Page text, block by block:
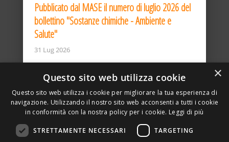
Pubblicato dal MASE il numero di luglio 2026 del
bollettino "Sostanze chimiche - Ambiente e
Salute"
31 Lug 2026
×
Questo sito web utilizza cookie
Questo sito web utilizza i cookie per migliorare la tua esperienza di
navigazione. Utilizzando il nostro sito web acconsenti a tutti i cookie
in conformità con la nostra policy per i cookie. Leggi di più
STRETTAMENTE NECESSARI TARGETING